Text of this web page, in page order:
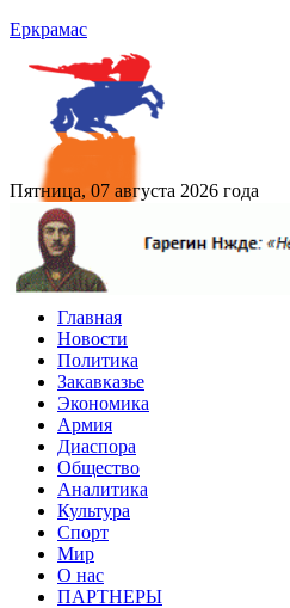
Еркрамас
Пятница, 07 августа 2026 года
Главная
Новости
Политика
Закавказье
Экономика
Армия
Диаспора
Общество
Аналитика
Культура
Спорт
Мир
О нас
ПАРТНЕРЫ